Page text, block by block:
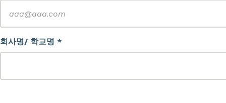
회사명/ 학교명 *